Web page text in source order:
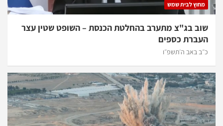
מחוץ לבית שמש
שוב בג"צ מתערב בהחלטת הכנסת – השופט שטין עצר
העברת כספים
כ״ב באב ה׳תשפ״ו